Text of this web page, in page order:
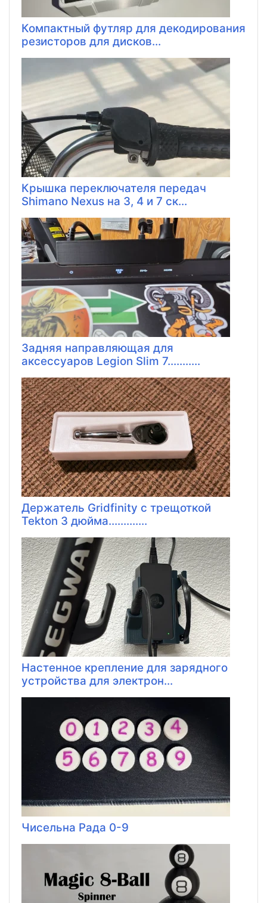
Компактный футляр для декодирования
резисторов для дисков...
Крышка переключателя передач
Shimano Nexus на 3, 4 и 7 ск...
Задняя направляющая для
аксессуаров Legion Slim 7...........
Держатель Gridfinity с трещоткой
Tekton 3 дюйма.............
Настенное крепление для зарядного
устройства для электрон...
Чисельна Рада 0-9